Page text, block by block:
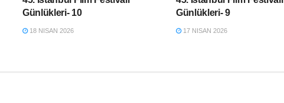
Günlükleri- 10
18 NISAN 2026
Günlükleri- 9
17 NISAN 2026